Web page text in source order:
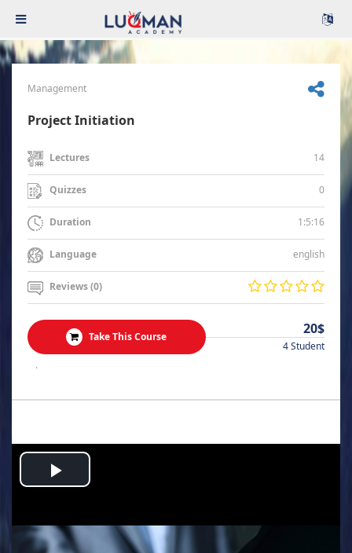
Management
Project Initiation
Lectures 14
Quizzes 0
Duration 1:5:16
Language english
Reviews (0)
Take This Course 20$
4 Student
.
Play
Video